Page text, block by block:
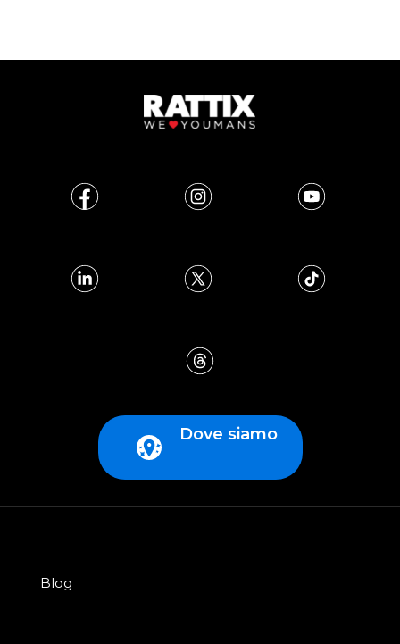
Dove siamo
Blog